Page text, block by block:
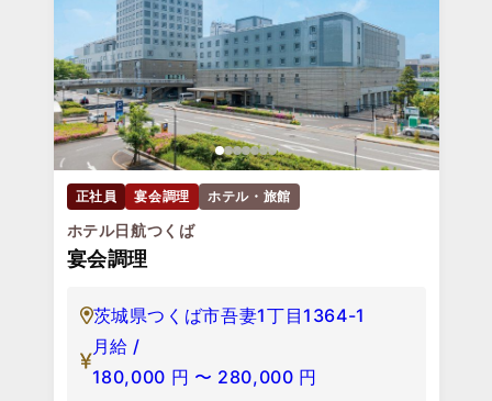
正社員 宴会調理 ホテル・旅館
ホテル日航つくば
宴会調理
茨城県つくば市吾妻1丁目1364-1
月給 /
180,000 円 〜 280,000 円